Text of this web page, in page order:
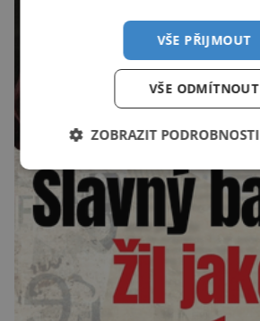
VŠE PŘIJMOUT
VŠE ODMÍTNOUT
ZOBRAZIT PODROBNOSTI